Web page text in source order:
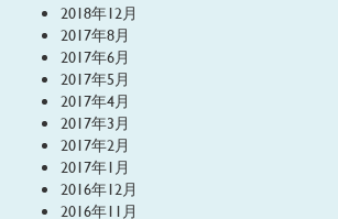
2018年12月
2017年8月
2017年6月
2017年5月
2017年4月
2017年3月
2017年2月
2017年1月
2016年12月
2016年11月